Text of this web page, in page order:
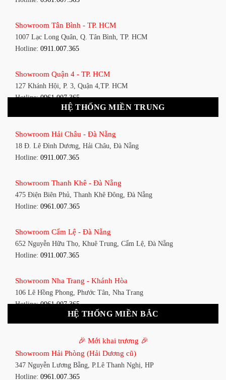
Showroom Tân Bình - TP. HCM
1007 Lạc Long Quân, Q. Tân Bình, TP. HCM
Hotline: 0911.007.365
Showroom Quận 4 - TP. HCM
127 Khánh Hội, P. 3, Quận 4,TP. HCM
Hotline:0961.007.365
1411 Đường 3/2, P. 16, Quận 11, TP. HCM
Hotline:0911.007.365
1448 Huỳnh Tấn Phát, Phú Thuận, Quận 7, TP HCM
Hotline:0961.007.365
348 Đ. Bạch Đằng, P. 14, Bình Thạnh, TP HCM
Hotline:0911.007.365
591 Hoàng Văn Thụ, P. 4, Tân Bình, TP HCM
Hotline:0961.007.365
Showroom Tân Bình 2 - TP. HCM
Showroom Thuận An - Bình Dương
HỆ THỐNG MIỀN TRUNG
Showroom Hải Châu - Đà Nẵng
18 Đ. Lê Đình Dương, Hải Châu, Đà Nẵng
Hotline: 0911.007.365
Showroom Thanh Khê - Đà Nẵng
475 Điện Biên Phủ, Thanh Khê Đông, Đà Nẵng
Hotline: 0961.007.365
Showroom Cẩm Lệ - Đà Nẵng
652 Nguyễn Hữu Thọ, Khuê Trung, Cẩm Lệ, Đà Nẵng
Hotline: 0911.007.365
Showroom Nha Trang - Khánh Hòa
106 Lê Hồng Phong, Phước Tân, Nha Trang
Hotline:0961.007.365
27-29 Nguyễn Sỹ Sách, Hưng Bình, TP Vinh, Nghệ An
Hotline:0911.007.365
Showroom Buôn Ma Thuột
HỆ THỐNG MIỀN BẮC
🎉 Mới khai trương 🎉
Showroom Hải Phòng (Hải Dương cũ)
347 Nguyễn Lương Bằng, P.Lê Thanh Nghị, HP
Hotline: 0961.007.365